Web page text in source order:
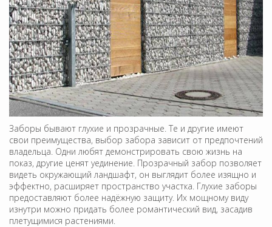
Заборы бывают глухие и прозрачные. Те и другие имеют
свои преимущества, выбор забора зависит от предпочтений
владельца. Одни любят демонстрировать свою жизнь на
показ, другие ценят уединение. Прозрачный забор позволяет
видеть окружающий ландшафт, он выглядит более изящно и
эффектно, расширяет пространство участка. Глухие заборы
предоставляют более надёжную защиту. Их мощному виду
изнутри можно придать более романтический вид, засадив
плетущимися растениями.